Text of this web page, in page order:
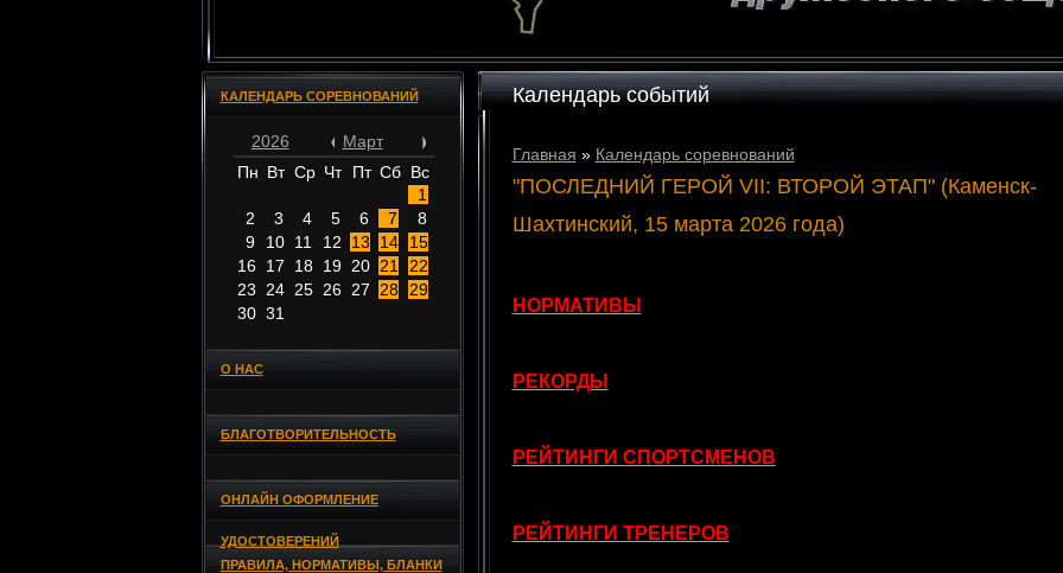
КАЛЕНДАРЬ СОРЕВНОВАНИЙ
2026
Март
Пн Вт Ср Чт Пт Сб Вс
1
2
3 4 5 6 7
8
9
10 11 12 13 14
15
16 17 18 19 20 21
22
23
24 25 26 27 28
29
30 31
О НАС
БЛАГОТВОРИТЕЛЬНОСТЬ
ОНЛАЙН ОФОРМЛЕНИЕ
УДОСТОВЕРЕНИЙ
ПРАВИЛА, НОРМАТИВЫ, БЛАНКИ
Календарь событий
Главная » Календарь соревнований
"ПОСЛЕДНИЙ ГЕРОЙ VII: ВТОРОЙ ЭТАП" (Каменск-
Шахтинский, 15 марта 2026 года)
НОРМАТИВЫ
РЕКОРДЫ
РЕЙТИНГИ СПОРТСМЕНОВ
РЕЙТИНГИ ТРЕНЕРОВ